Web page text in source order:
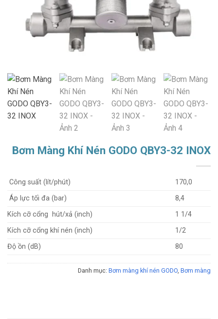
Bơm Màng Khí Nén GODO QBY3-32 INOX
Công suất (lít/phút)
170,0
Áp lực tối đa (bar)
8,4
Kích cỡ cổng hút/xả (inch)
1 1/4
Kích cỡ cổng khí nén (inch)
1/2
Độ ồn (dB)
80
Danh mục: Bơm màng khí nén GODO, Bơm màng